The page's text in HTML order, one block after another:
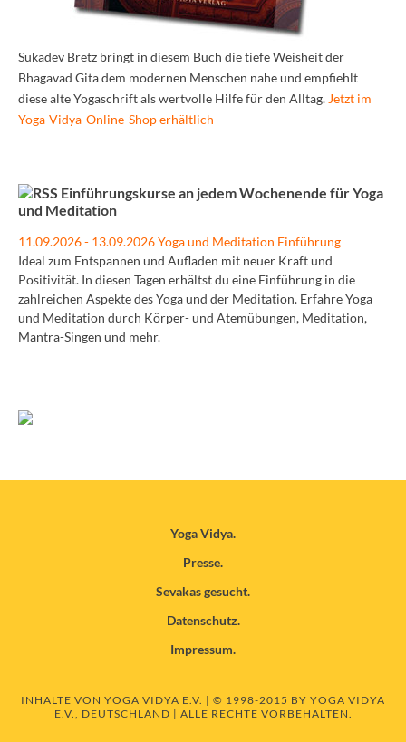
Sukadev Bretz bringt in diesem Buch die tiefe Weisheit der
Bhagavad Gita dem modernen Menschen nahe und empfiehlt
diese alte Yogaschrift als wertvolle Hilfe für den Alltag. Jetzt im
Yoga-Vidya-Online-Shop erhältlich
Einführungskurse an jedem Wochenende für Yoga
und Meditation
11.09.2026 - 13.09.2026 Yoga und Meditation Einführung
Ideal zum Entspannen und Aufladen mit neuer Kraft und
Positivität. In diesen Tagen erhältst du eine Einführung in die
zahlreichen Aspekte des Yoga und der Meditation. Erfahre Yoga
und Meditation durch Körper- und Atemübungen, Meditation,
Mantra-Singen und mehr.
Yoga Vidya
Presse
Sevakas gesucht
Datenschutz
Impressum
INHALTE VON YOGA VIDYA E.V. | © 1998-2015 BY YOGA VIDYA
E.V., DEUTSCHLAND | ALLE RECHTE VORBEHALTEN.